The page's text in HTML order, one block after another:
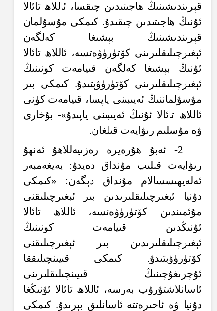
قېرىندىشىنىڭ ھاجىتىدىن چىقسا، ئاللاھ تائالا
ئۇنىڭ ھاجىتىدىن چىقىدۇ. كىمكى مۇسۇلمان
قېرىندىشىنىڭ بېشىغا كەلگەن
ئېغىرچىلىقلىرىنى كۆتۈرۈۋەتسە، ئاللاھ تائالا
ئۇنىڭ بېشىغا كەلگەن قىيامەت كۈنىنىڭ
ئېغىرچىلىقلىرىنى كۆتۈرۈۋېتىدۇ. كىمكى بىر
مۇسۇلماننىڭ ئەيىبىنى ياپسا، قىيامەت كۈنى
ئاللاھ تائالا ئۇنىڭ ئەيىبىنى ياپىدۇ»- بۇخارى
ۋە مۇسلىم رىۋايەت قىلغان.
2- ئەبۇ ھۇرەيرە رەزىيەللاھۇ ئەنھۇ
رىۋايەت قىلىپ مۇنداق دەيدۇ: پەيغەمبەر
ئەلەيھىسسالام مۇنداق دېگەن: «كىمكى
دۇنيا ئېغىرچىلىقلىرىدىن بىر ئېغىرچىلىقنى
مۇئمىندىن كۆتۈرۈۋەتسە، ئاللاھ تائالا
ئۇنىڭدىن قىيامەت كۈنىنىڭ
ئېغىرچىلىقلىرىدىن بىر ئېغىرچىلىقنى
كۆتۈرۈۋېتىدۇ. كىمكى قىيىنچىلىققا
ئۇچرىغۇچىنىڭ قىيىنچىلىقلىرىنى
ئاسانلاشتۇرۇپ بەرسە، ئاللاھ تائالا ئۇنىڭغا
دۇنيا ۋە ئاخىرەتتە ئاسانلىق بېرىدۇ. كىمكى